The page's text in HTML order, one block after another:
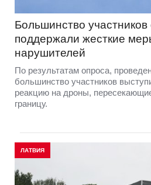
Большинство участников
поддержали жесткие
нарушителей
По результатам опроса,
большинство участников
реакцию на дроны,
границу.
ЛАТВИЯ